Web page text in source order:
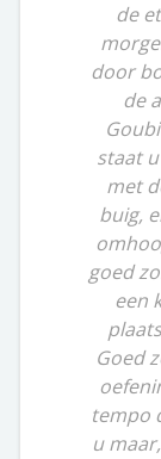
de
door
de
staat
met
buig,
goed
een
Goed
tempo
u